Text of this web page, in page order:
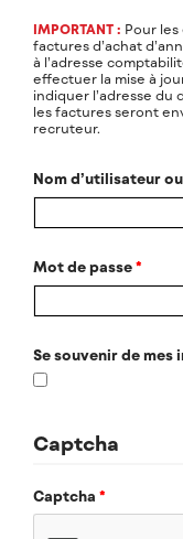
IMPORTANT : Pour
factures d’achat
à l’adresse
effectuer la mise à
indiquer l’adresse du
les factures seront
recruteur.
Nom d’utilisateur
Mot de passe*
Se souvenir de mes
Captcha
Captcha *